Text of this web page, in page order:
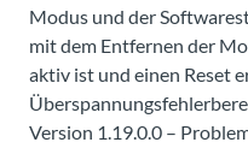
Modus und der
mit dem Entfernen der
aktiv ist und einen Reset
Version 1.19.0.0 –